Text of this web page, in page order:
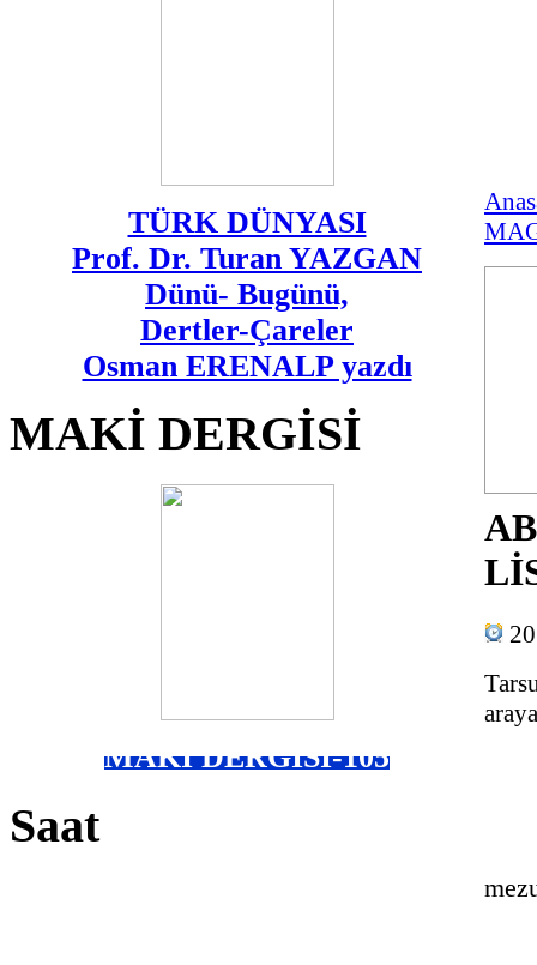
TÜRK DÜNYASI
Prof. Dr. Turan YAZGAN
Dünü- Bugünü,
Dertler-Çareler
Osman ERENALP yazdı
MAKİ DERGİSİ
MAKİ DERGİSİ-105
Saat